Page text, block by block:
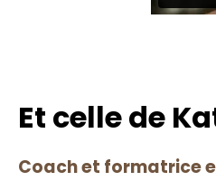
Et celle de
Coach et formatrice